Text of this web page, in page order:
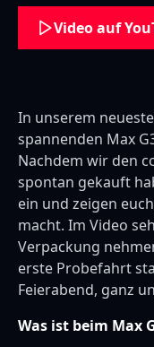
Video auf
In unserem
spannenden Max
Nachdem wir den
spontan gekauft
ein und zeigen
macht. Im Video
Verpackung
erste Probefahrt
Feierabend, ganz
Was ist beim Max